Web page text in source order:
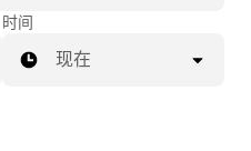
时间
现在